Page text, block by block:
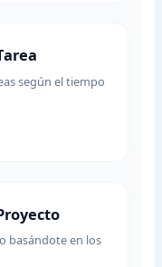
según el tiempo
basándote en los